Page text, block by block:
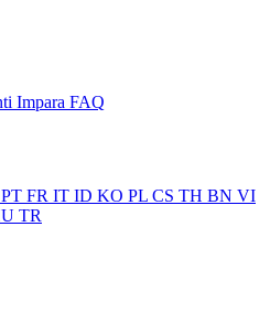
Impara FAQ
PT FR IT ID KO PL CS TH BN VI
TR